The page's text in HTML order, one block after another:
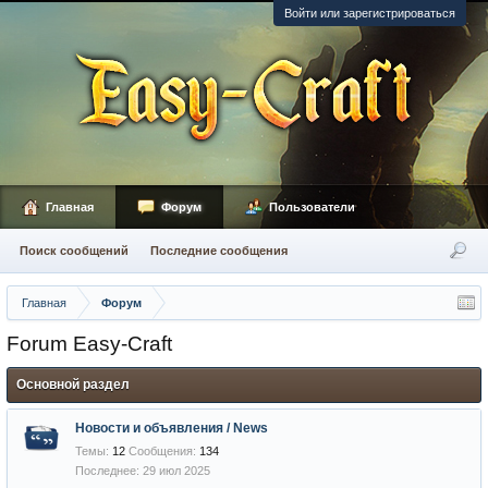
Войти или зарегистрироваться
Главная Форум
Forum Easy-Craft
Основной раздел
Новости и объявления / News
Темы: 12 Сообщения: 134
29 июл 2025
Главная Форум
Поиск сообщений Последние сообщения
Пользователи